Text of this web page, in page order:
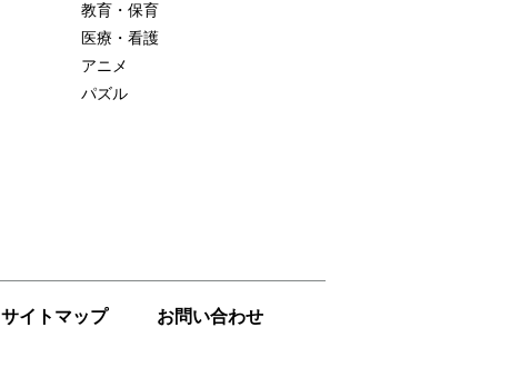
教育・保育
医療・看護
アニメ
パズル
サイトマップ お問い合わせ